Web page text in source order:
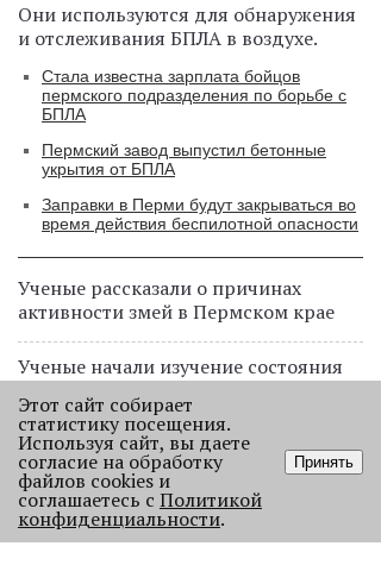
Они используются для обнаружения
и отслеживания БПЛА в воздухе.
Стала известна зарплата бойцов
пермского подразделения по борьбе с
БПЛА
Пермский завод выпустил бетонные
укрытия от БПЛА
Заправки в Перми будут закрываться во
время действия беспилотной опасности
Ученые рассказали о причинах
активности змей в Пермском крае
Ученые начали изучение состояния
На одном из участков реки Мулянка
завершена очистка берега от
нефтепродуктов
В Перми этим летом водители такси
Этот сайт собирает
статистику посещения.
Используя сайт, вы даете
согласие на обработку
файлов cookies и
соглашаетесь с Политикой
конфиденциальности.
Принять